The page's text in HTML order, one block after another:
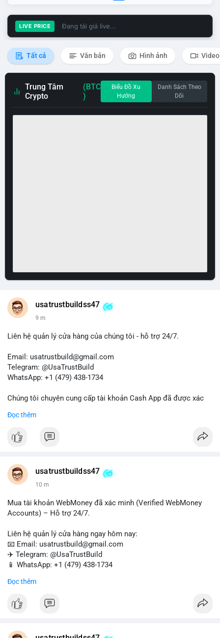
LIVE PRICE Đang tải giá live...
Tất cả Văn bản Hình ảnh Video
Trung Tâm
Crypto
(BTC
)
Biểu Đồ Xu
Hướng
Danh Sách Theo
Dõi
usatrustbuildss47
9 m
Liên hệ quản lý cửa hàng của chúng tôi - hỗ trợ 24/7.
Email: usatrustbuild@gmail.com
Telegram: @UsaTrustBuild
WhatsApp: +1 (479) 438-1734
Chúng tôi chuyên cung cấp tài khoản Cash App đã được xác
marketing, SEO, SMM, chuyển tiền, gửi tiền qua di động, thanh
#buyverifiedcashappaccounts #marketing
#trendingnow
#sendmoney
Đọc thêm
usatrustbuildss47
10 m
Mua tài khoản WebMoney đã xác minh (Verified WebMoney
Accounts) – Hỗ trợ 24/7.
Liên hệ quản lý cửa hàng ngay hôm nay:
📧 Email: usatrustbuild@gmail.com
✈️ Telegram: @UsaTrustBuild
📱 WhatsApp: +1 (479) 438-1734
Tài khoản WebMoney xác minh sẵn sàng – giao dịch nhanh
và chuyển tiền quốc tế.
Đọc thêm